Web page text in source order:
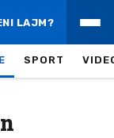
LAJM?
SPORT